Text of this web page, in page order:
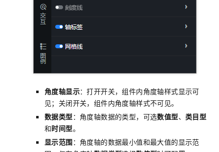
角度轴显示：打开开关，组件内角度轴样式显示可
见；关闭开关，组件内角度轴样式不可见。
数据类型：角度轴数据的类型，可选数值型、类目型
和时间型。
显示范围：角度轴的数据最小值和最大值的显示范